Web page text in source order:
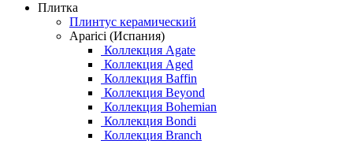
Плитка
Плинтус керамический
Aparici (Испания)
Коллекция Agate
Коллекция Aged
Коллекция Baffin
Коллекция Beyond
Коллекция Bohemian
Коллекция Bondi
Коллекция Branch